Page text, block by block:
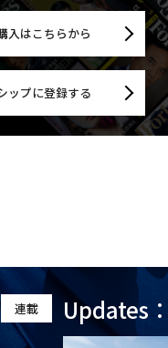
入はこちらから
ップに登録する
連載 Updates